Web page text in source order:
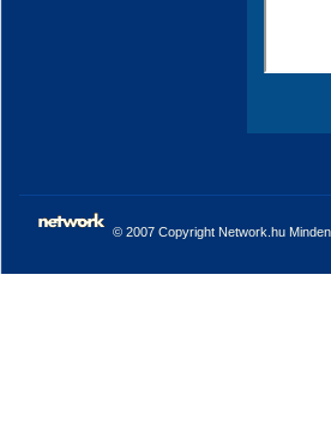
© 2007 Copyright Network.hu